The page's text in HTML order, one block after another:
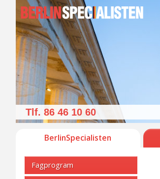
Tlf. 86 46 10 60
BerlinSpecialisten
Fagprogram